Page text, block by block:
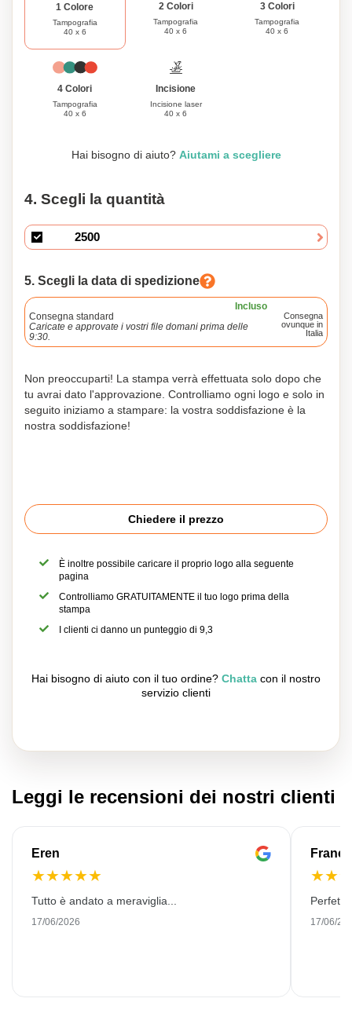
1 Colore
Tampografia
40 x 6
2 Colori
Tampografia
40 x 6
3 Colori
Tampografia
40 x 6
4 Colori
Tampografia
40 x 6
Incisione
Incisione laser
40 x 6
Hai bisogno di aiuto? Aiutami a scegliere
4. Scegli la quantità
5. Scegli la data di spedizione
Incluso
Consegna standard
Caricate e approvate i vostri file domani prima delle
9:30.
Consegna
ovunque in
Italia
Non preoccuparti! La stampa verrà effettuata solo dopo che
tu avrai dato l'approvazione. Controlliamo ogni logo e solo in
seguito iniziamo a stampare: la vostra soddisfazione è la
nostra soddisfazione!
Chiedere il prezzo
È inoltre possibile caricare il proprio logo alla seguente
pagina
Controlliamo GRATUITAMENTE il tuo logo prima della
stampa
I clienti ci danno un punteggio di 9,3
Hai bisogno di aiuto con il tuo ordine? Chatta con il nostro
servizio clienti
Leggi le recensioni dei nostri clienti
Eren
★★★★★
Tutto è andato a meraviglia...
17/06/2026
★★
17/06/